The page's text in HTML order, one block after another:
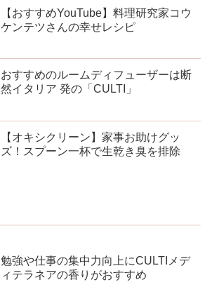
【おすすめYouTube】料理研究家コウ
ケンテツさんの幸せレシピ
おすすめのルームディフューザーは断
然イタリア 発の「CULTI」
【オキシクリーン】家事お助けグッ
ズ！スプーン一杯で生乾き臭を排除
勉強や仕事の集中力向上にCULTIメデ
ィテラネアの香りがおすすめ